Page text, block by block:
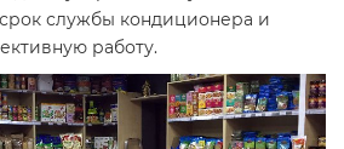
службы кондиционера и
работу.